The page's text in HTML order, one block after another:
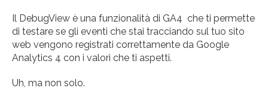
Il DebugView è una funzionalità di GA4 che ti permette
di testare se gli eventi che stai tracciando sul tuo sito
web vengono registrati correttamente da Google
Analytics 4 con i valori che ti aspetti.
Uh, ma non solo.